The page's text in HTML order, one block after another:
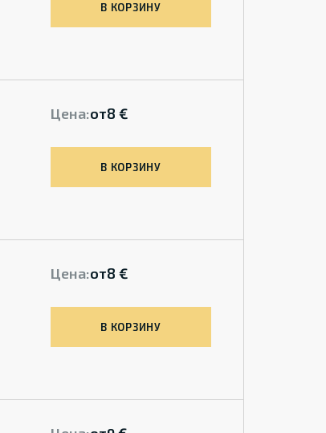
В КОРЗИНУ
Цена:от8 €
В КОРЗИНУ
Цена:от8 €
В КОРЗИНУ